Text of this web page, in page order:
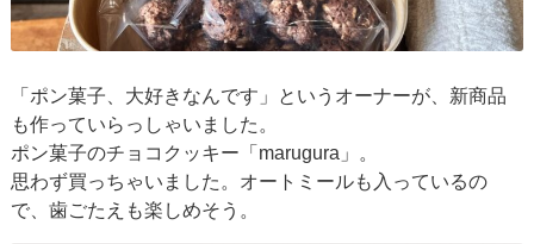
「ポン菓子、大好きなんです」というオーナーが、新商品
も作っていらっしゃいました。
ポン菓子のチョコクッキー「marugura」。
思わず買っちゃいました。オートミールも入っているの
で、歯ごたえも楽しめそう。